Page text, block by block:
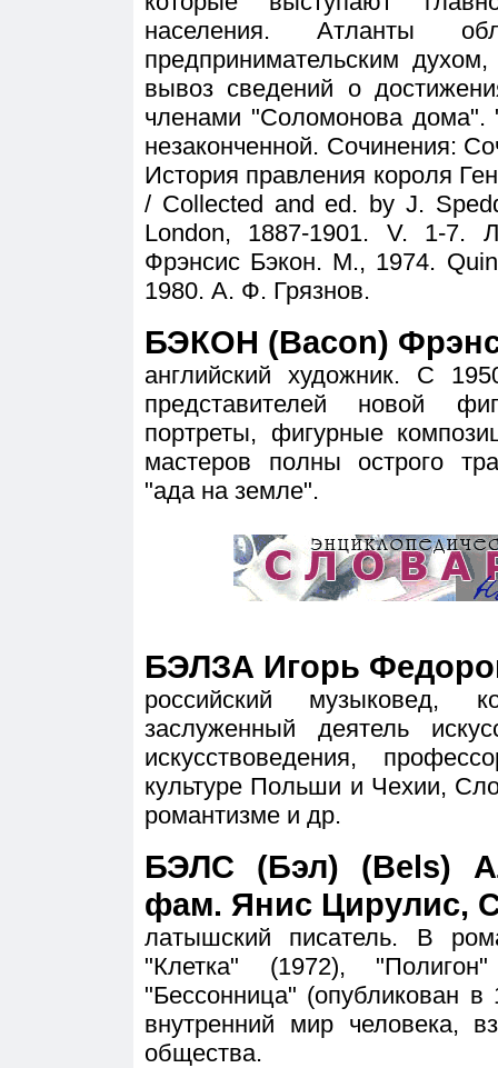
населения. Атланты
предпринимательским
вывоз сведений о
членами "Соломонова дома".
незаконченной. Сочинения:
История правления короля
/ Collected and ed. by J.
London, 1887-1901. V. 1-7.
Фрэнсис Бэкон. М., 1974.
1980. А. Ф. Грязнов.
БЭКОН (Bacon)
английский художник. С
представителей новой
портреты, фигурные
мастеров полны острого
"ада на земле".
БЭЛЗА Игорь
российский музыковед,
заслуженный деятель
искусствоведения,
культуре Польши и Чехии,
романтизме и др.
БЭЛС (Бэл) (Bels)
фам. Янис Цирулис,
латышский писатель. В
"Клетка" (1972),
"Бессонница" (опубликован в
внутренний мир человека,
общества.